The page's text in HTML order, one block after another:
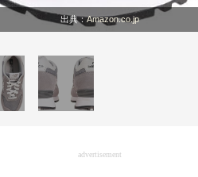
出典：Amazon.co.jp
advertisement